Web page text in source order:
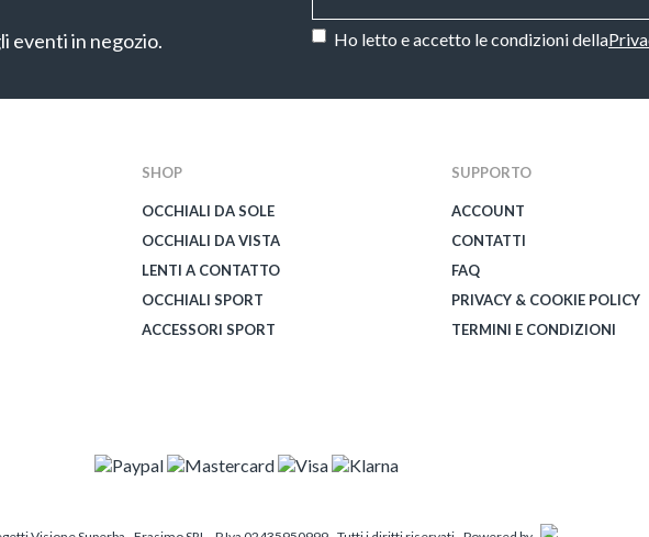
eventi in negozio.
Consenso*
Ho letto e accetto le condizioni della
SHOP
OCCHIALI DA SOLE
OCCHIALI DA VISTA
LENTI A CONTATTO
OCCHIALI SPORT
ACCESSORI SPORT
SUPPORTO
ACCOUNT
CONTATTI
FAQ
PRIVACY & COOKIE POLICY
TERMINI E CONDIZIONI